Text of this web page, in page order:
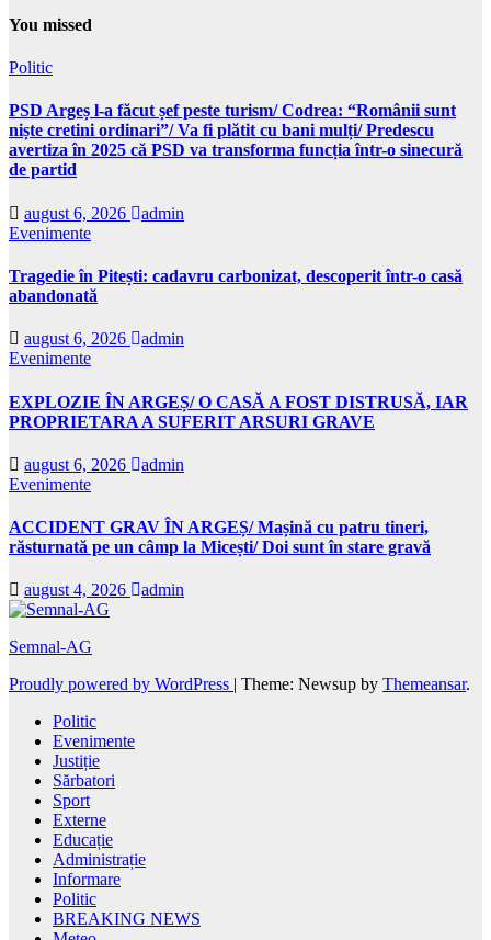
You missed
Politic
PSD Argeș l-a făcut șef peste turism/ Codrea: “Românii sunt
niște cretini ordinari”/ Va fi plătit cu bani mulți/ Predescu
avertiza în 2025 că PSD va transforma funcția într-o sinecură
de partid
august 6, 2026
admin
Evenimente
Tragedie în Pitești: cadavru carbonizat, descoperit într-o casă
abandonată
august 6, 2026
admin
Evenimente
EXPLOZIE ÎN ARGEȘ/ O CASĂ A FOST DISTRUSĂ, IAR
PROPRIETARA A SUFERIT ARSURI GRAVE
august 6, 2026
admin
Evenimente
ACCIDENT GRAV ÎN ARGEȘ/ Mașină cu patru tineri,
răsturnată pe un câmp la Micești/ Doi sunt în stare gravă
august 4, 2026 admin
Semnal-AG
Proudly powered by WordPress | Theme: Newsup by Themeansar.
Politic
Evenimente
Justiție
Sărbatori
Sport
Externe
Educație
Administrație
Informare
Politic
BREAKING NEWS